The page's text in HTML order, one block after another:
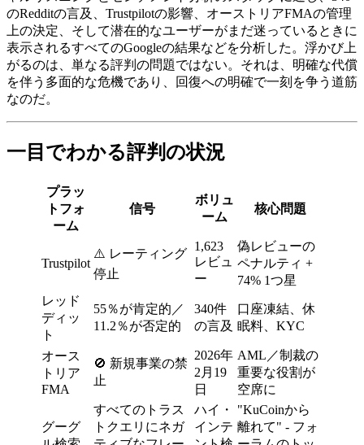
のRedditの言及、Trustpilotの影響、オーストリアFMAの管理
上の決定、そして潜在的なユーザーがまだ迷っているときに
表示されるすべてのGoogleの結果などを分析した。浮かび上
がるのは、単なる評判の問題ではない。それは、明確な代償
を伴う多面的な危機であり、回復への明確で一刻を争う道筋
なのだ。
一目でわかる評判の状況
プラッ
トフォ
ーム
信号
ボリュ
ーム
核心問題
Trustpilot
⚠️ レーティング
停止
1,623
レビュ
ー
偽レビューの
ペナルティ +
74% 1つ星
レッド
ディッ
ト
55％が肯定的／
11.2％が否定的
340件
の言及
口座凍結、休
眠料、KYC
オース
トリア
FMA
🚫 新規事業の禁
止
2026年
2月19
日
AML／制裁の
重要な役割が
空席に
グーグ
すべてのトラス
トクエリにネガ
ハイ・
インテ
"KuCoinから
離れて" - フォ